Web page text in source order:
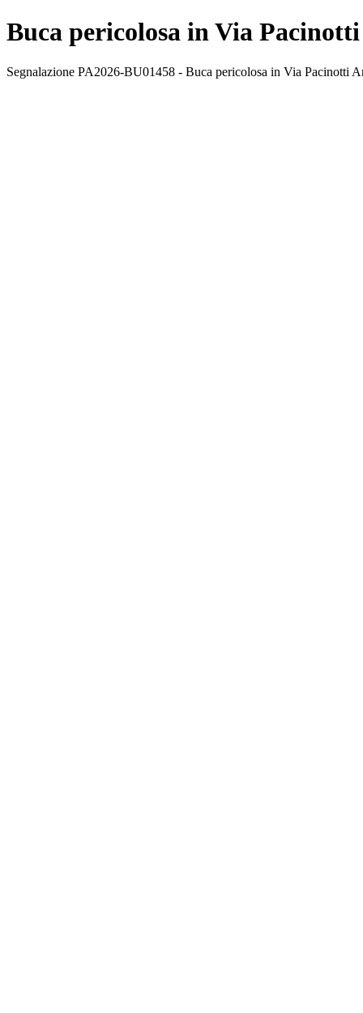
Buca pericolosa in Via
Segnalazione PA2026-BU01458 - Buca pericolosa in Via Pacinotti